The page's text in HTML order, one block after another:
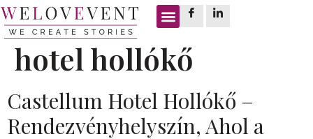
Címke:castellum
hotel hollókő
Castellum Hotel Hollókő –
Rendezvényhelyszín, Ahol a